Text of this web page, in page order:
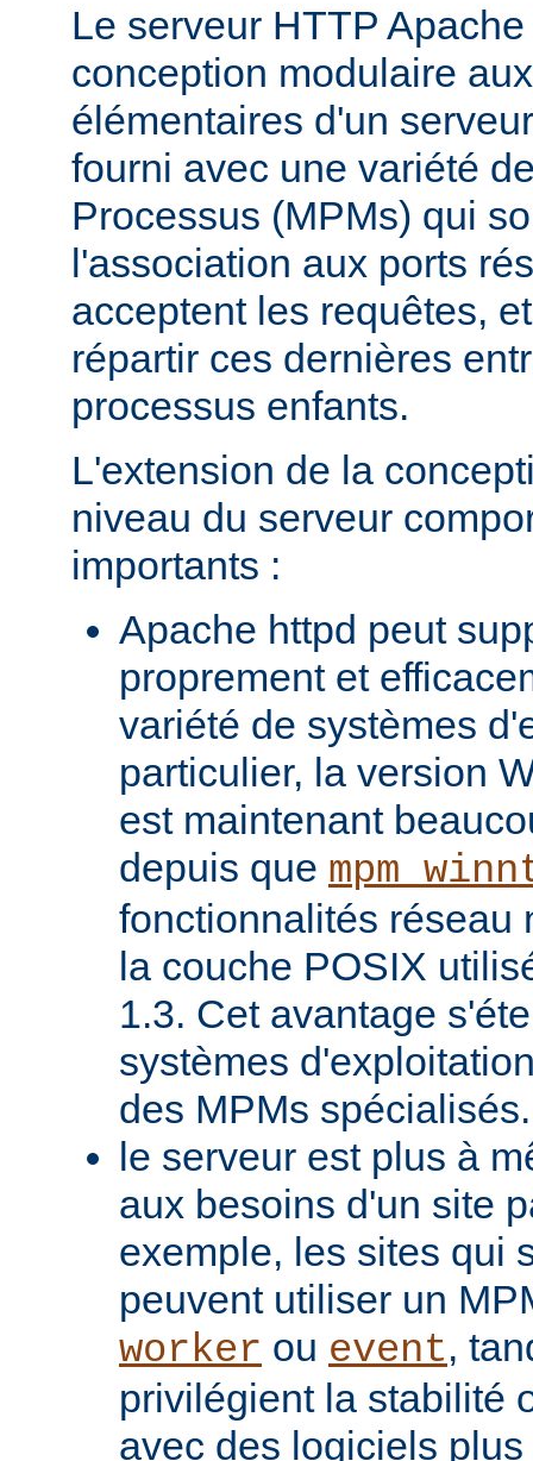
Le serveur HTTP
conception modulaire
élémentaires d'un
fourni avec une variété
Processus (MPMs) qui
l'association aux ports
acceptent les requêtes,
répartir ces dernières
processus enfants.
L'extension de la
niveau du serveur
importants :
Apache httpd peut
proprement et
variété de systèmes
particulier, la version
est maintenant
depuis que
fonctionnalités réseau
la couche POSIX
1.3. Cet avantage
systèmes
des MPMs spécialisés.
le serveur est plus à
aux besoins d'un site
exemple, les sites qui
peuvent utiliser un
worker ou event,
privilégient la stabilité
avec des logiciels